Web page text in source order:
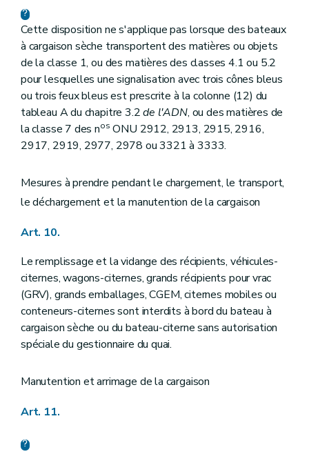
Cette disposition ne s'applique pas lorsque des bateaux
à cargaison sèche transportent des matières ou objets
de la classe 1, ou des matières des classes 4.1 ou 5.2
pour lesquelles une signalisation avec trois cônes bleus
ou trois feux bleus est prescrite à la colonne (12) du
tableau A du chapitre 3.2de l'ADN, ou des matières de
la classe 7 des nos ONU 2912, 2913, 2915, 2916,
2917, 2919, 2977, 2978 ou 3321 à 3333.
Mesures à prendre pendant le chargement, le transport,
le déchargement et la manutention de la cargaison
Art. 10.
Le remplissage et la vidange des récipients, véhicules-
citernes, wagons-citernes, grands récipients pour vrac
(GRV), grands emballages, CGEM, citernes mobiles ou
conteneurs-citernes sont interdits à bord du bateau à
cargaison sèche ou du bateau-citerne sans autorisation
spéciale du gestionnaire du quai.
Manutention et arrimage de la cargaison
Art. 11.